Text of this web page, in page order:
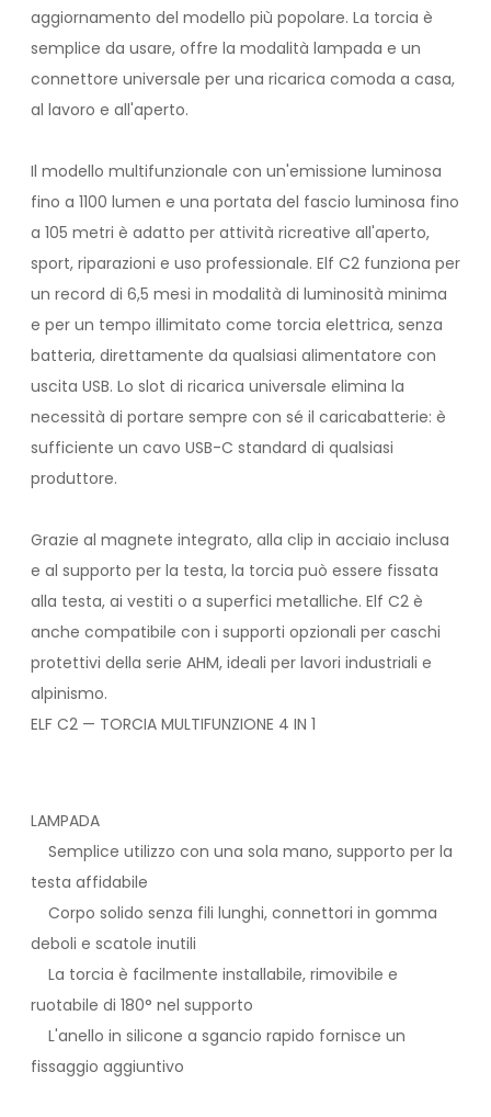
aggiornamento del modello più popolare. La torcia è
semplice da usare, offre la modalità lampada e un
connettore universale per una ricarica comoda a casa,
al lavoro e all'aperto.
Il modello multifunzionale con un'emissione luminosa
fino a 1100 lumen e una portata del fascio luminosa fino
a 105 metri è adatto per attività ricreative all'aperto,
sport, riparazioni e uso professionale. Elf C2 funziona per
un record di 6,5 mesi in modalità di luminosità minima
e per un tempo illimitato come torcia elettrica, senza
batteria, direttamente da qualsiasi alimentatore con
uscita USB. Lo slot di ricarica universale elimina la
necessità di portare sempre con sé il caricabatterie: è
sufficiente un cavo USB-C standard di qualsiasi
produttore.
Grazie al magnete integrato, alla clip in acciaio inclusa
e al supporto per la testa, la torcia può essere fissata
alla testa, ai vestiti o a superfici metalliche. Elf C2 è
anche compatibile con i supporti opzionali per caschi
protettivi della serie AHM, ideali per lavori industriali e
alpinismo.
ELF C2 — TORCIA MULTIFUNZIONE 4 IN 1
LAMPADA
Semplice utilizzo con una sola mano, supporto per la
testa affidabile
Corpo solido senza fili lunghi, connettori in gomma
deboli e scatole inutili
La torcia è facilmente installabile, rimovibile e
ruotabile di 180° nel supporto
L'anello in silicone a sgancio rapido fornisce un
fissaggio aggiuntivo